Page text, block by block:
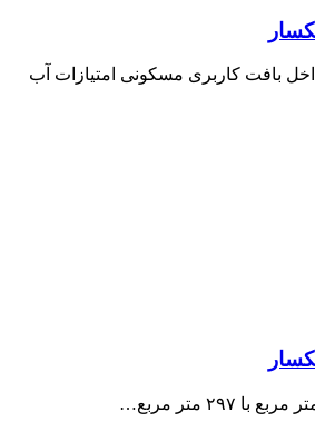
۴۰۰متر داخل بافت کاربری مسکونی امتیازات آب